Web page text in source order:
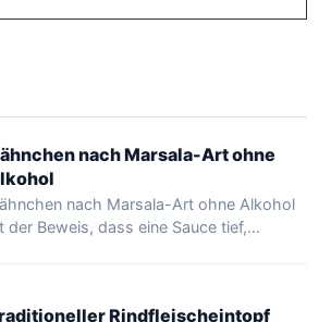
nach Marsala-Art ohne
nach Marsala-Art ohne Alkohol
der Beweis, dass eine Sauce tief,
Rindfleischeintopf